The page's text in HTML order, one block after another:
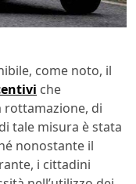
come noto, il
che
rottamazione, di
tale misura è stata
nonostante il
i cittadini